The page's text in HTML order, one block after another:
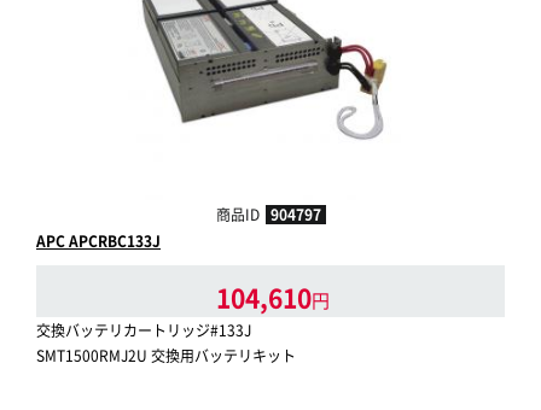
商品ID 904797
APC APCRBC133J
104,610円
交換バッテリカートリッジ#133J
SMT1500RMJ2U 交換用バッテリキット